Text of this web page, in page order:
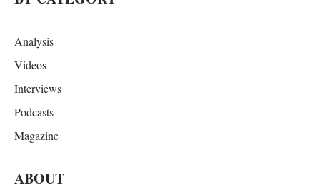
Analysis
Videos
Interviews
Podcasts
Magazine
ABOUT